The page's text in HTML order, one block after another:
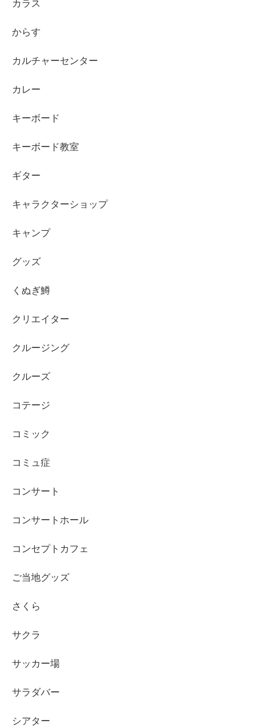
カラス
からす
カルチャーセンター
カレー
キーボード
キーボード教室
ギター
キャラクターショップ
キャンプ
グッズ
くぬぎ鱒
クリエイター
クルージング
クルーズ
コテージ
コミック
コミュ症
コンサート
コンサートホール
コンセプトカフェ
ご当地グッズ
さくら
サクラ
サッカー場
サラダバー
シアター